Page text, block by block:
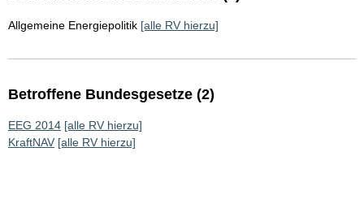
Allgemeine Energiepolitik [alle RV hierzu]
Betroffene Bundesgesetze (2)
EEG 2014 [alle RV hierzu]
KraftNAV [alle RV hierzu]